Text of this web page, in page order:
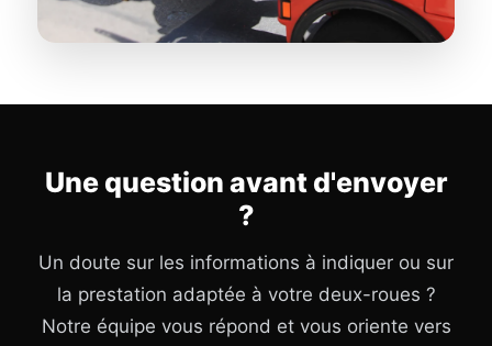
Une question avant d'envoyer
?
Un doute sur les informations à indiquer ou sur
la prestation adaptée à votre deux-roues ?
Notre équipe vous répond et vous oriente vers